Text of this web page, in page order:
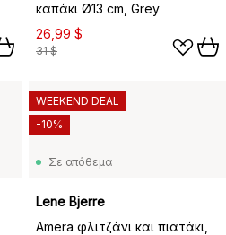
καπάκι Ø13 cm, Grey
26,99 $
31 $
Σε απόθεμα
Lene Bjerre
Amera φλιτζάνι και πιατάκι,
WEEKEND DEAL
-10%